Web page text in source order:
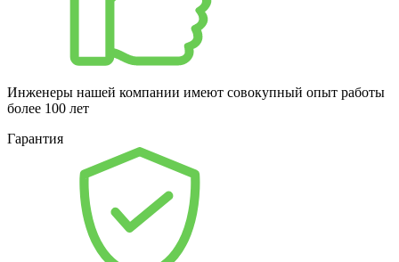
Инженеры нашей компании имеют совокупный опыт работы
более 100 лет
Гарантия